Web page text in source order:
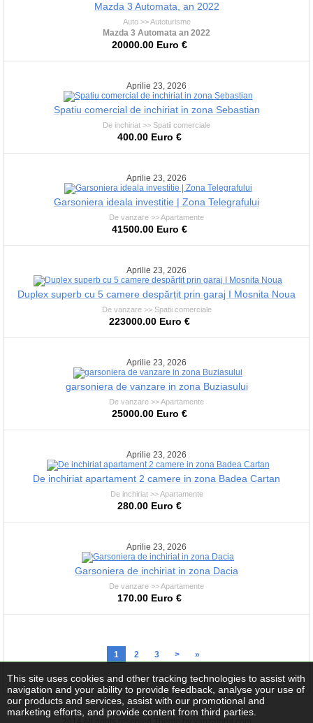
Mazda 3 Automata, an 2022
Auto >> Autoturisme
Mazda 3 Automata an 2022
20000.00 Euro €
Aprilie 23, 2026
Spatiu comercial de inchiriat in zona Sebastian
De inchiriat >> Spatii comerciale
400.00 Euro €
Aprilie 23, 2026
Garsoniera ideala investitie | Zona Telegrafului
De vanzare >> Apartamente
41500.00 Euro €
Aprilie 23, 2026
Duplex superb cu 5 camere despărțit prin garaj I Mosnita Noua
De vanzare >> Spatii comerciale
223000.00 Euro €
Aprilie 23, 2026
garsoniera de vanzare in zona Buziasului
De vanzare >> Apartamente
25000.00 Euro €
Aprilie 23, 2026
De inchiriat apartament 2 camere in zona Badea Cartan
De inchiriat >> Apartamente
280.00 Euro €
Aprilie 23, 2026
Garsoniera de inchiriat in zona Dacia
De vanzare >> Apartamente
170.00 Euro €
1 2 3 > »
This site uses cookies and other tracking technologies to assist with
navigation and your ability to provide feedback, analyse your use of
our products and services, assist with our promotional and
marketing efforts, and provide content from third parties.